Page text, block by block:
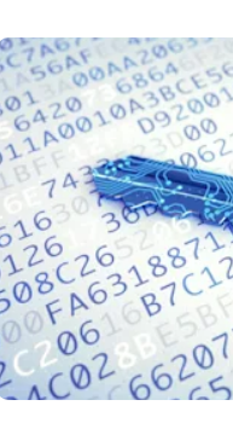
レードのリモートアク
とリモートサポート
プレミスオプション
可能です。
ー
メディア＆エン
ント
医療
小売り
政府および公共
アーキテクチ
財務・会計
メディア＆エン
ント
MSP
小売り
テクノロジー
すべての業界を
顧客システムステ